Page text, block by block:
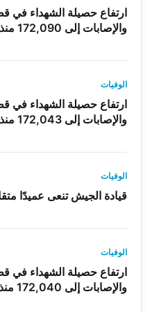
والإصابات إلى 172,090 منذ بدء العدوان
الوفيات
والإصابات إلى 172,043 منذ بدء العدوان
الوفيات
قيادة الجيش تنعى عميدًا
الوفيات
والإصابات إلى 172,040 منذ بدء العدوان